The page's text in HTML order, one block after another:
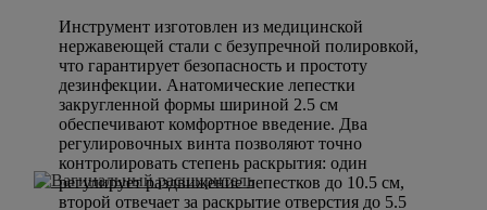
Инструмент изготовлен из медицинской
нержавеющей стали с безупречной полировкой,
что гарантирует безопасность и простоту
дезинфекции. Анатомические лепестки
закругленной формы шириной 2.5 см
обеспечивают комфортное введение. Два
регулировочных винта позволяют точно
контролировать степень раскрытия: один
регулирует раздвижение лепестков до 10.5 см,
второй отвечает за раскрытие отверстия до 5.5